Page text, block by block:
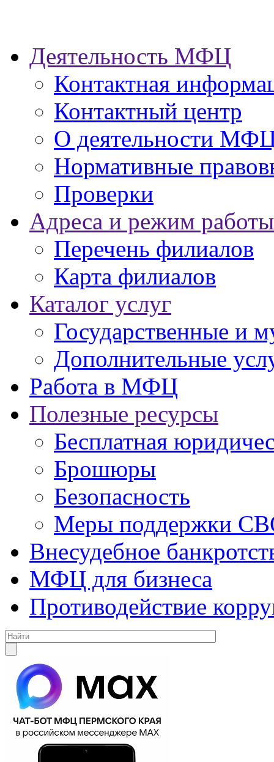
Деятельность МФЦ
Контактная
Контактный центр
О деятельности
Нормативные
Проверки
Адреса и режим работы
Перечень филиалов
Карта филиалов
Каталог услуг
Государственные и
Дополнительные
Работа в МФЦ
Полезные ресурсы
Бесплатная
Брошюры
Безопасность
Меры поддержки
Внесудебное
МФЦ для бизнеса
Противодействие